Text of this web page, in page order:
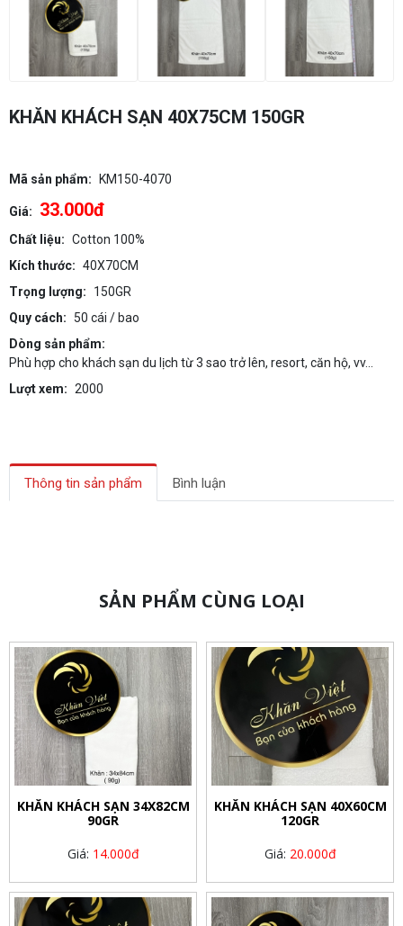
KHĂN KHÁCH SẠN 40X75CM 150GR
Mã sản phẩm: KM150-4070
Giá: 33.000đ
Chất liệu: Cotton 100%
Kích thước: 40X70CM
Trọng lượng:
150GR
Quy cách:
50 cái / bao
Dòng sản phẩm:
Phù hợp cho khách sạn du lịch từ 3 sao trở lên, resort, căn hộ, vv...
Lượt xem: 2000
Thông tin sản phẩm Bình luận
SẢN PHẨM CÙNG LOẠI
KHĂN KHÁCH SẠN 34X82CM
90GR
Giá: 14.000đ
KHĂN KHÁCH SẠN 40X60CM
120GR
Giá: 20.000đ